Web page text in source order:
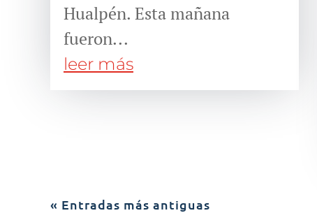
Hualpén. Esta mañana
fueron...
leer más
« Entradas más antiguas